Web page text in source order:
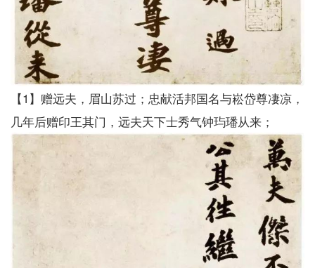
【1】赠远夫，眉山苏过；忠献活邦国名与崧岱尊凄凉，
几年后赠印王其门，远夫天下士秀气钟玙璠从来；